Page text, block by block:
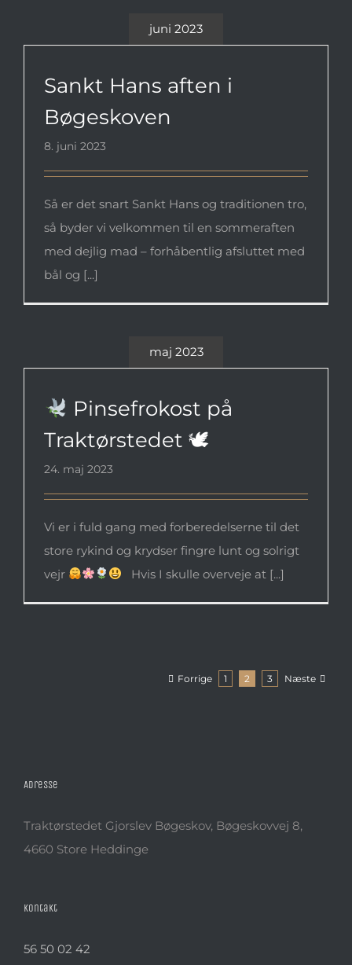
juni 2023
Sankt Hans aften i Bøgeskoven
Sankt Hans aften i
Bøgeskoven
8. juni 2023
Så er det snart Sankt Hans og traditionen tro,
så byder vi velkommen til en sommeraften
med dejlig mad – forhåbentlig afsluttet med
bål og [...]
maj 2023
Pinsefrokost på Traktørstedet 🕊
Pinsefrokost på
Traktørstedet 🕊
24. maj 2023
Vi er i fuld gang med forberedelserne til det
store rykind og krydser fingre lunt og solrigt
vejr
Hvis I skulle overveje at [...]
Forrige 1 2 3 Næste
Adresse
Traktørstedet Gjorslev Bøgeskov, Bøgeskovvej 8,
4660 Store Heddinge
Kontakt
56 50 02 42